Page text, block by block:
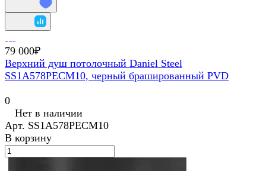
79 000₽
Верхний душ потолочный Daniel Steel
SS1A578PECM10, черный брашированный PVD
0
Нет в наличии
Арт. SS1A578PECM10
В корзину